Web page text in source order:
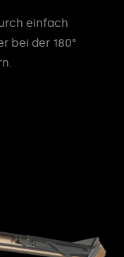
einfach
bei der 180°